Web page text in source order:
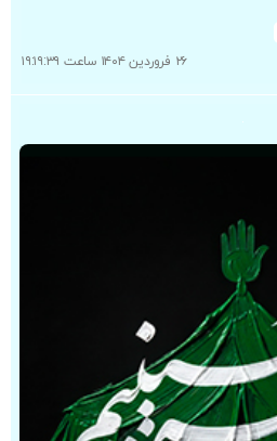
۲۶ فروردین ۱۴۰۴ ساعت ۱۹:۱۹:۳۹